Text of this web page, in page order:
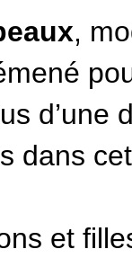
,
d’une
dans
et